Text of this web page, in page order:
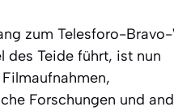
zum Telesforo-
des Teide führt, ist nun
Forschungen und